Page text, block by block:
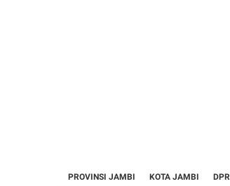
PROVINSI JAMBI KOTA JAMBI